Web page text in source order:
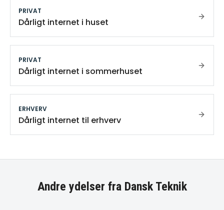
PRIVAT
Dårligt internet i huset
PRIVAT
Dårligt internet i sommerhuset
ERHVERV
Dårligt internet til erhverv
Andre ydelser fra Dansk Teknik